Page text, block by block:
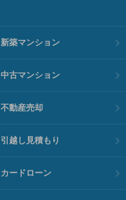
新築マンション
中古マンション
不動産売却
引越し見積もり
カードローン